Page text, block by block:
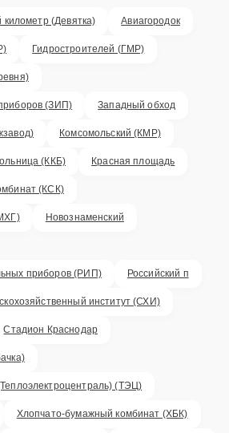
километр (Девятка) Авиагородок
Гидростроителей (ГМР)
(ЗИП) Западный обход
Комсомольский (КМР)
(ККБ) Красная площадь
(КСК)
Новознаменский
приборов (РИП) Российский п
институт (СХИ)
Стадион Краснодар
(ТЭЦ)
Хлопчато-бумажный комбинат (ХБК)